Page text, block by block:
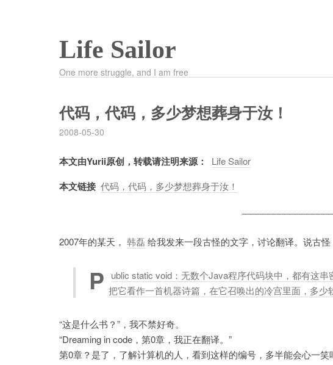
Life Sailor
One more struggle, and I am free
代码，代码，多少梦想葬身于汝！
2008-05-30
本文由Yurii原创，转载请注明来源： Life Sailor
本文链接 代码，代码，多少梦想葬身于汝！
2007年的某天， 韩磊 给我发来一段古怪的文字，讨论翻译。说古
P
ublic static void：无数个Java程序代码块中，都有这
把它看作一首机器诗篇，在它召唤出的冷宫里面，多少
“这是什么书？”，我不禁好奇。
“Dreaming in code，第0章，我正在翻译。”
第0章？是了，了解计算机的人，看到这样的编号，多半能会心一笑